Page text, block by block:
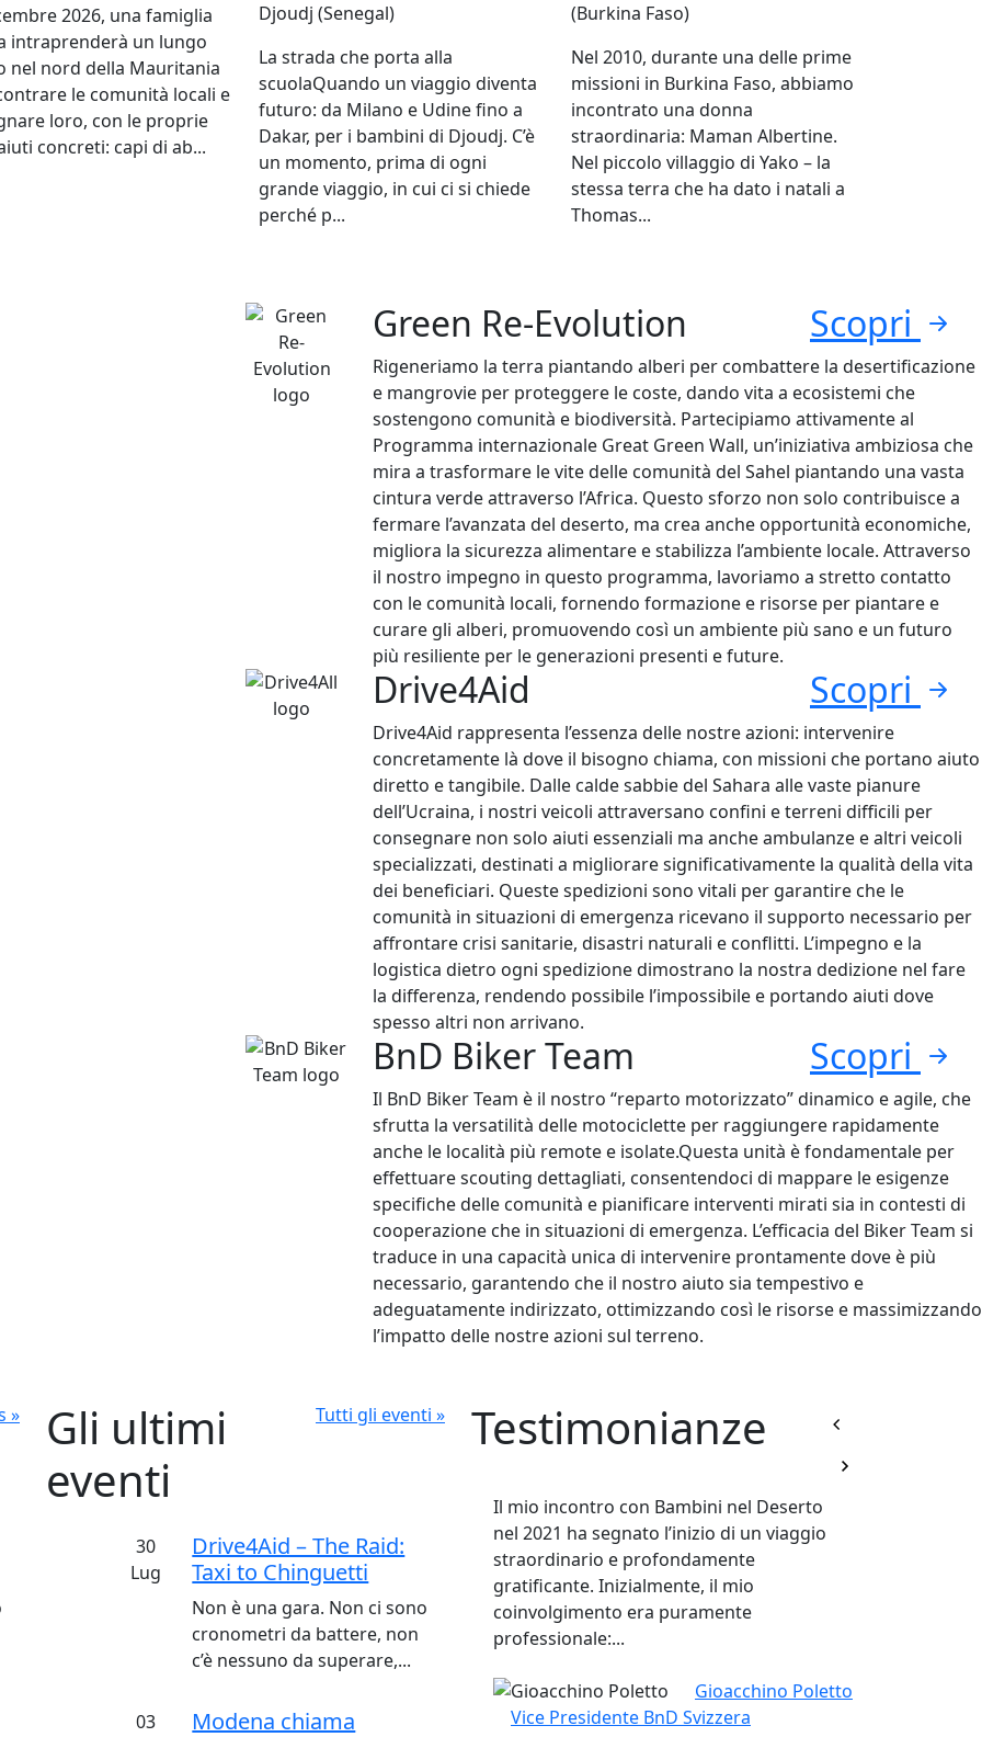
2026, una famiglia
intraprenderà un lungo
nel nord della Mauritania
le comunità locali e
loro, con le proprie
concreti: capi di ab...
Djoudj (Senegal)
La strada che porta alla
scuolaQuando un viaggio diventa
futuro: da Milano e Udine fino a
Dakar, per i bambini di Djoudj. C’è
un momento, prima di ogni
grande viaggio, in cui ci si chiede
perché p...
(Burkina Faso)
Nel 2010, durante una delle prime
missioni in Burkina Faso, abbiamo
incontrato una donna
straordinaria: Maman Albertine.
Nel piccolo villaggio di Yako – la
stessa terra che ha dato i natali a
Thomas...
Green Re-Evolution Scopri
Rigeneriamo la terra piantando alberi per combattere la desertificazione
e mangrovie per proteggere le coste, dando vita a ecosistemi che
sostengono comunità e biodiversità. Partecipiamo attivamente al
Programma internazionale Great Green Wall, un’iniziativa ambiziosa che
mira a trasformare le vite delle comunità del Sahel piantando una vasta
cintura verde attraverso l’Africa. Questo sforzo non solo contribuisce a
fermare l’avanzata del deserto, ma crea anche opportunità economiche,
migliora la sicurezza alimentare e stabilizza l’ambiente locale. Attraverso
il nostro impegno in questo programma, lavoriamo a stretto contatto
con le comunità locali, fornendo formazione e risorse per piantare e
curare gli alberi, promuovendo così un ambiente più sano e un futuro
più resiliente per le generazioni presenti e future.
Drive4Aid Scopri
Drive4Aid rappresenta l’essenza delle nostre azioni: intervenire
concretamente là dove il bisogno chiama, con missioni che portano aiuto
diretto e tangibile. Dalle calde sabbie del Sahara alle vaste pianure
dell’Ucraina, i nostri veicoli attraversano confini e terreni difficili per
consegnare non solo aiuti essenziali ma anche ambulanze e altri veicoli
specializzati, destinati a migliorare significativamente la qualità della vita
dei beneficiari. Queste spedizioni sono vitali per garantire che le
comunità in situazioni di emergenza ricevano il supporto necessario per
affrontare crisi sanitarie, disastri naturali e conflitti. L’impegno e la
logistica dietro ogni spedizione dimostrano la nostra dedizione nel fare
la differenza, rendendo possibile l’impossibile e portando aiuti dove
spesso altri non arrivano.
BnD Biker Team Scopri
Il BnD Biker Team è il nostro “reparto motorizzato” dinamico e agile, che
sfrutta la versatilità delle motociclette per raggiungere rapidamente
anche le località più remote e isolate.Questa unità è fondamentale per
effettuare scouting dettagliati, consentendoci di mappare le esigenze
specifiche delle comunità e pianificare interventi mirati sia in contesti di
cooperazione che in situazioni di emergenza. L’efficacia del Biker Team si
traduce in una capacità unica di intervenire prontamente dove è più
necessario, garantendo che il nostro aiuto sia tempestivo e
adeguatamente indirizzato, ottimizzando così le risorse e massimizzando
l’impatto delle nostre azioni sul terreno.
»
Gli ultimi
eventi
Tutti gli eventi »
30
Lug
Drive4Aid – The Raid:
Taxi to Chinguetti
Non è una gara. Non ci sono
cronometri da battere, non
c’è nessuno da superare,...
03
Modena chiama
Testimonianze
Il mio incontro con Bambini nel Deserto
nel 2021 ha segnato l’inizio di un viaggio
straordinario e profondamente
gratificante. Inizialmente, il mio
coinvolgimento era puramente
professionale:...
Gioacchino Poletto
Vice Presidente BnD Svizzera